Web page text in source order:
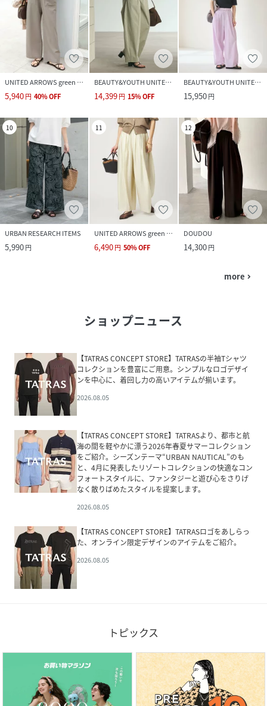
UNITED ARROWS green label relaxing
5,940円 40%OFF
BEAUTY&YOUTH UNITED ARROWS
14,399円 15%OFF
BEAUTY&YOUTH UNITED ARROWS
15,950円
10
URBAN RESEARCH ITEMS
5,990円
11
UNITED ARROWS green label relaxing
6,490円 50%OFF
12
DOUDOU
14,300円
more navigate_next
ショップニュース
【TATRAS CONCEPT STORE】TATRASの半袖Tシャツ
コレクションを豊富にご用意。シンプルなロゴデザイ
ンを中心に、着回し力の高いアイテムが揃います。
2026.08.05
【TATRAS CONCEPT STORE】TATRASより、都市と航
海の間を軽やかに漂う2026年春夏サマーコレクション
をご紹介。シーズンテーマ“URBAN NAUTICAL”のも
と、4月に発表したリゾートコレクションの快適なコン
フォートスタイルに、ファンタジーと遊び心をさりげ
なく散りばめたスタイルを提案します。
2026.08.05
【TATRAS CONCEPT STORE】TATRASロゴをあしらっ
た、オンライン限定デザインのアイテムをご紹介。
2026.08.05
トピックス